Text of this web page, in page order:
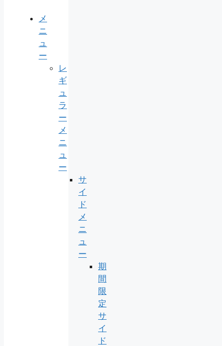
メ
ニ
ュ
ー
レ
ギ
ュ
ラ
ー
メ
ニ
ュ
ー
サ
イ
ド
メ
ニ
ュ
ー
期
間
限
定
サ
イ
ド